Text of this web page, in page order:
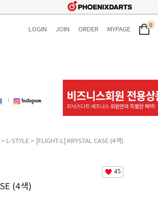
LOGIN JOIN ORDER MYPAGE 0
> L-STYLE > [FLIGHT-L] KRYSTAL CASE (4색)
45
(4색)